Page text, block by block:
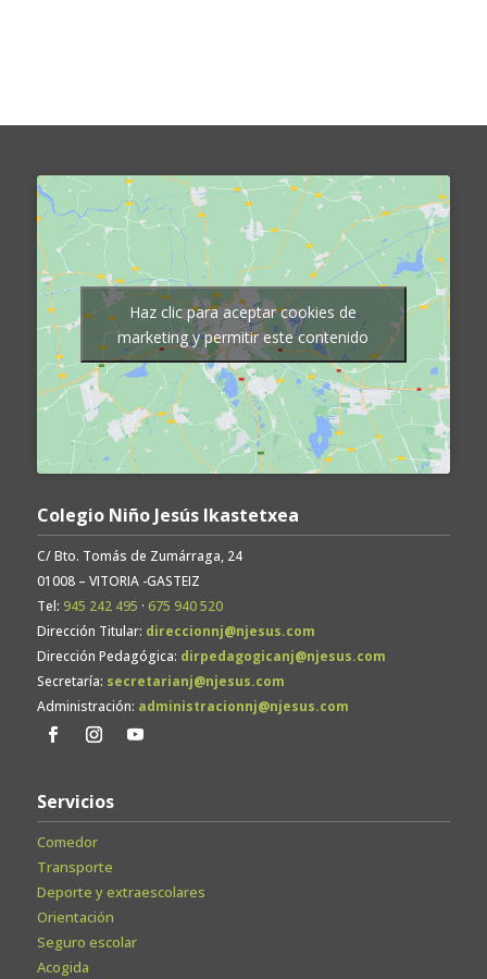
Haz clic para aceptar cookies de
marketing y permitir este contenido
Colegio Niño Jesús Ikastetxea
C/ Bto. Tomás de Zumárraga, 24
01008 – VITORIA -GASTEIZ
Tel: 945 242 495 · 675 940 520
Dirección Titular: direccionnj@njesus.com
Dirección Pedagógica: dirpedagogicanj@njesus.com
Secretaría: secretarianj@njesus.com
Administración: administracionnj@njesus.com
Servicios
Comedor
Transporte
Deporte y extraescolares
Orientación
Seguro escolar
Acogida